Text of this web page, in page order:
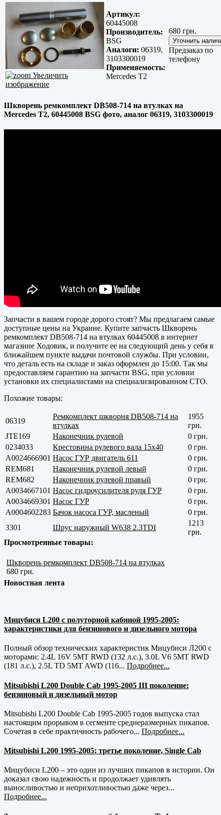
Увеличить
изображение
Артикул:
60445008
Производитель:
BSG
Аналоги: 06319,
3103300019
Применяемость:
Mercedes T2
680 грн.
Предзаказ по
телефону
Шкворень ремкомплект DB508-714 на втулках на
Mercedes T2, 60445008 BSG фото, аналог 06319, 3103300019
Запчасти в вашем городе дорого стоят? Мы предлагаем самые
доступные цены на Украине. Купите запчасть Шкворень
ремкомплект DB508-714 на втулках 60445008 в интернет
магазине Ходовик, и получите ее на следующий день у себя в
ближайшем пункте выдачи почтовой службы. При условии,
что деталь есть на складе и заказ оформлен до 15:00. Так мы
предоставляем гарантию на запчасти BSG, при условии
установки их специалистами на специализированном СТО.
Похожие товары:
06319
Ремкомплект шкворня DB508-714 на
втулках
1955
грн.
JTE169
Наконечник рулевой
0 грн.
0234033
Крестовина рулевого вала 15x40
0 грн.
A0024666901 Насос ГУР двигатель 611
0 грн.
REM681
Наконечник рулевой левый
0 грн.
REM682
Наконечник рулевой правый
0 грн.
A0034667101 Насос гидроусилителя руля ГУР
0 грн.
A0034669301 Насос ГУР
0 грн.
A0004602283 Бачок насоса ГУР, масленый
0 грн.
3301
Шрус наружный W638 2.3TDI
1213
грн.
Просмотренные товары:
Шкворень ремкомплект DB508-714 на втулках
680 грн.
Новостная лента
Мицубиси L200 с полуторной кабиной 1995-2005:
характеристики для бензинового и дизельного мотора
Полный обзор технических характеристик Мицубиси Л200 с
моторами: 2.4L 16V 5MT RWD (132 л.с.), 3.0L V6 5MT RWD
(181 л.с.), 2.5L TD 5MT AWD (116... Подробнее...
Mitsubishi L200 Double Cab 1995-2005 III поколение:
бензиновый и дизельный мотор
Mitsubishi L200 Double Cab 1995-2005 годов выпуска стал
настоящим прорывом в сегменте среднеразмерных пикапов.
Сочетая в себе практичность рабочего... Подробнее...
Mitsubishi L200 1995-2005: третье поколение, Single Cab
Мицубиси L200 – это один из лучших пикапов в истории. Он
доказал свою надежность и продолжает удивлять
выносливостью и неприхотливостью даже через...
Подробнее...